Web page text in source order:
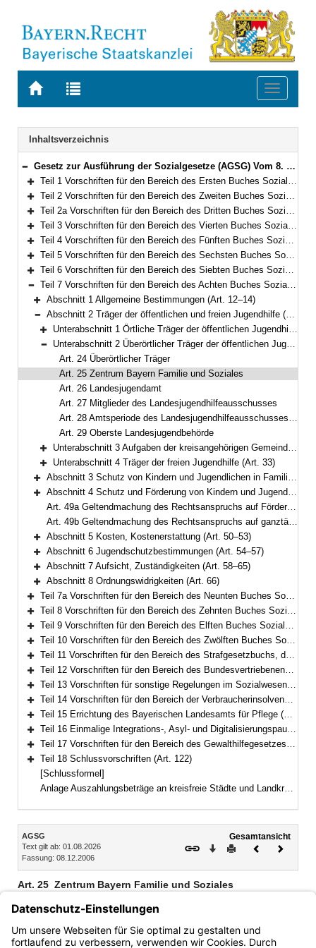
Zur
BAYERN.RECHT
Zur
letzten
Suche
Toggle
Navigation
Inhaltsverzeichnis
Bereich reduzieren
Gesetz zur Ausführung der Sozialgesetze (AGSG) Vom 8. Dezember 2006 (GVBl. S. 942) BayRS 86-7-A/G (Art. 1–122)
Bereich erweitern
Teil 1 Vorschriften für den Bereich des Ersten Buches Sozialgesetzbuch – Allgemeiner Teil – (Art. 1)
Bereich erweitern
Teil 2 Vorschriften für den Bereich des Zweiten Buches Sozialgesetzbuch – Grundsicherung für Arbeitsuchende – (Art. 2–3)
Bereich erweitern
Teil 2a Vorschriften für den Bereich des Dritten Buches Sozialgesetzbuch – Arbeitsförderung – (Art. 4–5a)
Bereich erweitern
Teil 3 Vorschriften für den Bereich des Vierten Buches Sozialgesetzbuch – Gemeinsame Vorschriften für die Sozialversicherung – (Art. 6–8)
Bereich erweitern
Teil 4 Vorschriften für den Bereich des Fünften Buches Sozialgesetzbuch – Gesetzliche Krankenversicherung – (Art. 9)
Bereich erweitern
Teil 5 Vorschriften für den Bereich des Sechsten Buches Sozialgesetzbuch – Gesetzliche Rentenversicherung– (Art. 10–10a)
Bereich erweitern
Teil 6 Vorschriften für den Bereich des Siebten Buches Sozialgesetzbuch – Gesetzliche Unfallversicherung – (Art. 11)
Bereich reduzieren
Teil 7 Vorschriften für den Bereich des Achten Buches Sozialgesetzbuch – Kinder- und Jugendhilfe – und für weitere Regelungen des Kinder- und Jugendhilferechts (Art. 12–66)
Bereich erweitern
Abschnitt 1 Allgemeine Bestimmungen (Art. 12–14)
Bereich reduzieren
Abschnitt 2 Träger der öffentlichen und freien Jugendhilfe (Art. 15–33)
Bereich erweitern
Unterabschnitt 1 Örtliche Träger der öffentlichen Jugendhilfe, Jugendamt (Art. 15–23)
Bereich reduzieren
Unterabschnitt 2 Überörtlicher Träger der öffentlichen Jugendhilfe, Zentrum Bayern Familie und Soziales, Landesjugendamt, Oberste Landesjugendbehörde (Art. 24–29)
Art. 24 Überörtlicher Träger
Art. 25 Zentrum Bayern Familie und Soziales
Art. 26 Landesjugendamt
Art. 27 Mitglieder des Landesjugendhilfeausschusses
Art. 28 Amtsperiode des Landesjugendhilfeausschusses, Dauer der Mitgliedschaft
Art. 29 Oberste Landesjugendbehörde
Bereich erweitern
Unterabschnitt 3 Aufgaben der kreisangehörigen Gemeinden, der Bezirke und des Bayerischen Jugendrings (Art. 30–32)
Bereich erweitern
Unterabschnitt 4 Träger der freien Jugendhilfe (Art. 33)
Bereich erweitern
Abschnitt 3 Schutz von Kindern und Jugendlichen in Familienpflege (Art. 34–43)
Bereich erweitern
Abschnitt 4 Schutz und Förderung von Kindern und Jugendlichen in Einrichtungen (Art. 44–49)
Art. 49a Geltendmachung des Rechtsanspruchs auf Förderung in einer Tageseinrichtung oder in Kindertagespflege bis zum Schuleintritt (noch nicht in Kraft)
Art. 49b Geltendmachung des Rechtsanspruchs auf ganztägige Bildung und Betreuung von Kindern im Grundschulalter (noch nicht in Kraft)
Bereich erweitern
Abschnitt 5 Kosten, Kostenerstattung (Art. 50–53)
Bereich erweitern
Abschnitt 6 Jugendschutzbestimmungen (Art. 54–57)
Bereich erweitern
Abschnitt 7 Aufsicht, Zuständigkeiten (Art. 58–65)
Bereich erweitern
Abschnitt 8 Ordnungswidrigkeiten (Art. 66)
Bereich erweitern
Teil 7a Vorschriften für den Bereich des Neunten Buches Sozialgesetzbuch – Rehabilitation und Teilhabe von Menschen mit Behinderungen – (Art. 66a–66g)
Bereich erweitern
Teil 8 Vorschriften für den Bereich des Zehnten Buches Sozialgesetzbuch – Sozialverwaltungsverfahren und Sozialdatenschutz – (Art. 67)
Bereich erweitern
Teil 9 Vorschriften für den Bereich des Elften Buches Sozialgesetzbuch – Soziale Pflegeversicherung – (Art. 68–79)
Bereich erweitern
Teil 10 Vorschriften für den Bereich des Zwölften Buches Sozialgesetzbuch – Sozialhilfe – (Art. 80–94)
Bereich erweitern
Teil 11 Vorschriften für den Bereich des Strafgesetzbuchs, der Strafprozessordnung und des Betäubungsmittelgesetzes (Art. 95–97)
Bereich erweitern
Teil 12 Vorschriften für den Bereich des Bundesvertriebenengesetzes, des Aufenthaltsgesetzes und der Sozialen Entschädigung (Art. 98–108)
Bereich erweitern
Teil 13 Vorschriften für sonstige Regelungen im Sozialwesen (Art. 109–111b)
Bereich erweitern
Teil 14 Vorschriften für den Bereich der Verbraucherinsolvenz nach der Insolvenzordnung (Art. 112–116)
Bereich erweitern
Teil 15 Errichtung des Bayerischen Landesamts für Pflege (Art. 117)
Bereich erweitern
Teil 16 Einmalige Integrations-, Asyl- und Digitalisierungspauschale für Kommunen (Art. 118)
Bereich erweitern
Teil 17 Vorschriften für den Bereich des Gewalthilfegesetzes (Art. 119–121)
Bereich erweitern
Teil 18 Schlussvorschriften (Art. 122)
[Schlussformel]
Anlage Auszahlungsbeträge an kreisfreie Städte und Landkreise
Inhalt
AGSG
Text gilt ab: 01.08.2026
Fassung: 08.12.2006
Gesamtansicht
Download
DruckenVorheriges
Art. 25 Zentrum Bayern Familie und Soziales
1Das Zentrum Bayern Familie und Soziales ist als eine dem
Staatsministerium unmittelbar nachgeordnete zentrale
Landesbehörde errichtet.2Es sind Regionalstellen
eingerichtet.